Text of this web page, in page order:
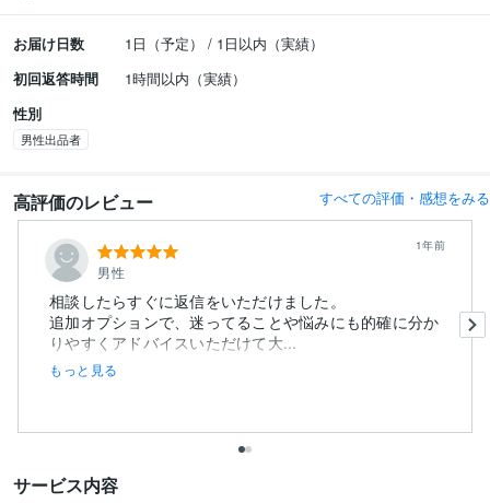
お届け日数
1日（予定） / 1日以内（実績）
初回返答時間
1時間以内（実績）
性別
男性出品者
高評価のレビュー すべての評価・感想をみる
男性
1年前
相談したらすぐに返信をいただけました。
追加オプションで、迷ってることや悩みにも的確に分か
りやすくアドバイスいただけて大...
もっと見る
サービス内容